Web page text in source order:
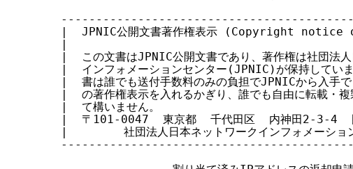
|  JPNIC公開文書著作権表示 (Copyright
|
|  この文書はJPNIC公開文書であり、著作権は社
|  インフォメーションセンター(JPNIC)が保持し
|  書は誰でも送付手数料のみの負担でJPNICから
|  の著作権表示を入れるかぎり、誰でも自由に転載
|  て構いません。
|  〒101-0047  東京都  千代田区  内神田2-3-
|        社団法人日本ネットワークインフォメ